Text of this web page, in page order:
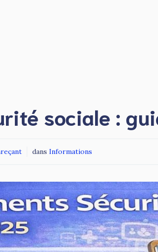
sociale :
dans Informations